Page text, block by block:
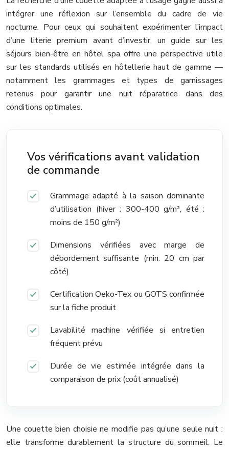
intégrer une réflexion sur l’ensemble du cadre de vie
nocturne. Pour ceux qui souhaitent expérimenter l’impact
d’une literie premium avant d’investir, un guide sur les
séjours bien-être en hôtel spa offre une perspective utile
sur les standards utilisés en hôtellerie haut de gamme —
notamment les grammages et types de garnissages
retenus pour garantir une nuit réparatrice dans des
conditions optimales.
Vos vérifications avant validation
de commande
Grammage adapté à la saison dominante
d’utilisation (hiver : 300-400 g/m², été :
moins de 150 g/m²)
Dimensions vérifiées avec marge de
débordement suffisante (min. 20 cm par
côté)
Certification Oeko-Tex ou GOTS confirmée
sur la fiche produit
Lavabilité machine vérifiée si entretien
fréquent prévu
Durée de vie estimée intégrée dans la
comparaison de prix (coût annualisé)
Une couette bien choisie ne modifie pas qu’une seule nuit :
elle transforme durablement la structure du sommeil. Le